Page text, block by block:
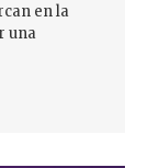
en la
una